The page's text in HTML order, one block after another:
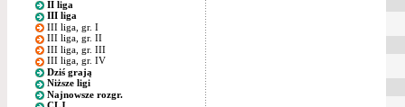
II liga
III liga
III liga, gr. I
III liga, gr. II
III liga, gr. III
III liga, gr. IV
Dziś grają
Niższe ligi
Najnowsze rozgr.